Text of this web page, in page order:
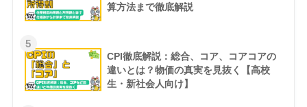
算方法まで徹底解説
5
CPI徹底解説：総合、コア、コアコアの
違いとは？物価の真実を見抜く【高校
生・新社会人向け】